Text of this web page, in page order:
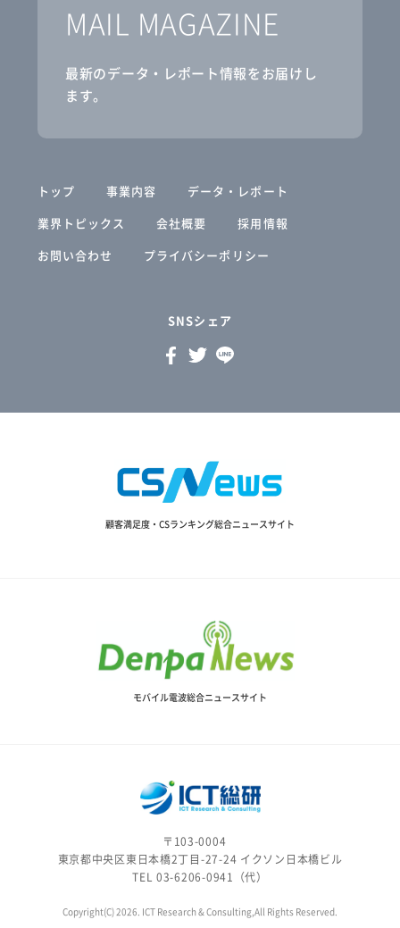
MAIL MAGAZINE
最新のデータ・レポート情報をお届けし
ます。
トップ 事業内容
データ・レポート
業界トピックス
会社概要
採用情報
お問い合わせ
プライバシーポリシー
SNSシェア
顧客満足度・CSランキング総合ニュースサイト
モバイル電波総合ニュースサイト
〒103-0004
東京都中央区東日本橋2丁目-27-24 イクソン日本橋ビル
TEL 03-6206-0941（代）
Copyright(C) 2026. ICT Research & Consulting,All Rights Reserved.